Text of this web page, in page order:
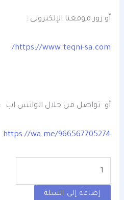
أو زور موقعنا الإلكترونى :
https://www.teqni-sa.com/
أو تواصل من خلال الواتس اب :
https://wa.me/966567705274
إضافة إلى السلة